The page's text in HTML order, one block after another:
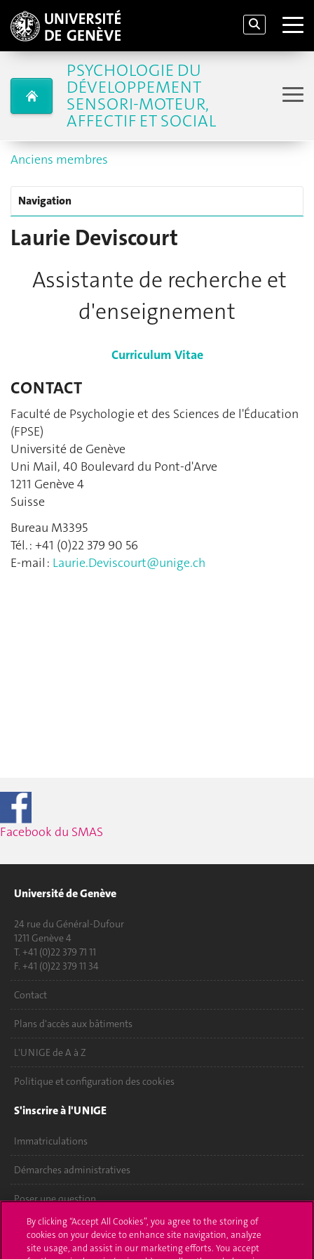
PSYCHOLOGIE DU
DÉVELOPPEMENT
SENSORI-MOTEUR,
AFFECTIF ET SOCIAL
Anciens membres
Navigation
Laurie Deviscourt
Assistante de recherche et
d'enseignement
Curriculum Vitae
CONTACT
Faculté de Psychologie et des Sciences de l'Éducation
(FPSE)
Université de Genève
Uni Mail, 40 Boulevard du Pont-d'Arve
1211 Genève 4
Suisse
Bureau M3395
Tél. : +41 (0)22 379 90 56
E-mail : Laurie.Deviscourt@unige.ch
Facebook du SMAS
Université de Genève
24 rue du Général-Dufour
1211 Genève 4
T. +41 (0)22 379 71 11
F. +41 (0)22 379 11 34
Contact
Plans d'accès aux bâtiments
L'UNIGE de A à Z
Politique et configuration des cookies
S'inscrire à l'UNIGE
Immatriculations
Démarches administratives
Poser une question
L'UNIGE vous informe
By clicking “Accept All Cookies”, you agree to the storing of
cookies on your device to enhance site navigation, analyze
site usage, and assist in our marketing efforts. You accept